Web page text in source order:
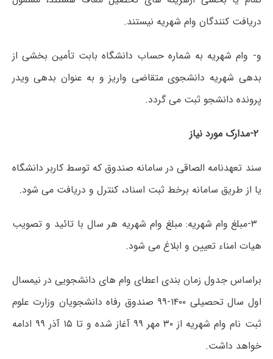
دریافت کنندگان وام شهریه نیستند.
و- وام شهریه به شماره حساب دانشگاه بابت تأمین بخشی از
بدهی شهریه دانشجوی متقاضی واریز و به عنوان بدهی ویدر
پرونده دانشجو ثبت می گردد.
۲-مدارک مورد نیاز
سند تعهدنامه الصاقی در سامانه صندوق که توسط کاربر دانشگاه
یا از طریق سامانه برخط ثبت اسناد، کنترل و دریافت می شود.
۳-مبلغ وام شهریه: مبلغ وام شهریه هر سال با تائید و تصویب
هیات امناء تعیین و ابلاغ می شود.
براساس جدول زمان بندی اعطای وام های دانشجویی در نیمسال
اول سال تحصیلی ۱۴۰۰-۹۹ صندوق رفاه دانشجویان وزارت علوم
ثبت نام وام شهریه از ۳۰ مهر ۹۹ آغاز شده و تا ۱۵ آذر ۹۹ ادامه
خواهد داشت.